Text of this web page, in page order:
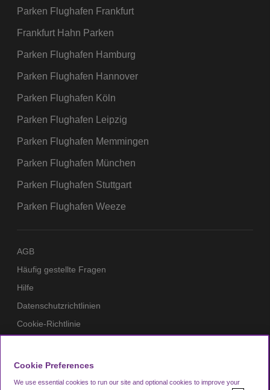
Parken Flughafen Frankfurt
Frankfurt Hahn Parken
Parken Flughafen Hamburg
Parken Flughafen Hannover
Parken Flughafen Köln
Parken Flughafen Leipzig
Parken Flughafen Memmingen
Parken Flughafen München
Parken Flughafen Stuttgart
Parken Flughafen Weeze
AGB
Häufig gestellte Fragen
Hilfe
Datenschutzrichtlinien
Cookie-Richtlinie
Zahlungsmittel
Cookie Preferences
We use essential cookies to run our site and optional cookies to improve your